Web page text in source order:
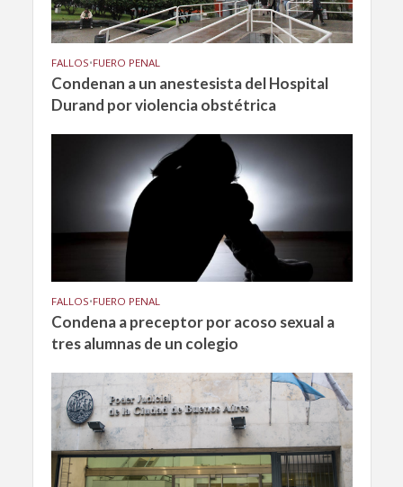
FALLOS•FUERO PENAL
Condenan a un anestesista del Hospital
Durand por violencia obstétrica
FALLOS•FUERO PENAL
Condena a preceptor por acoso sexual a
tres alumnas de un colegio